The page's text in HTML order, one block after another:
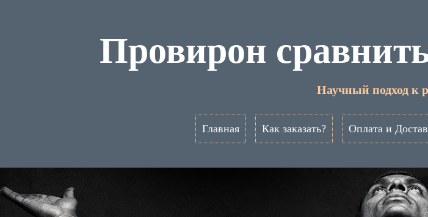
Провирон
Научный подход к
Главная Как заказать? Оплата и